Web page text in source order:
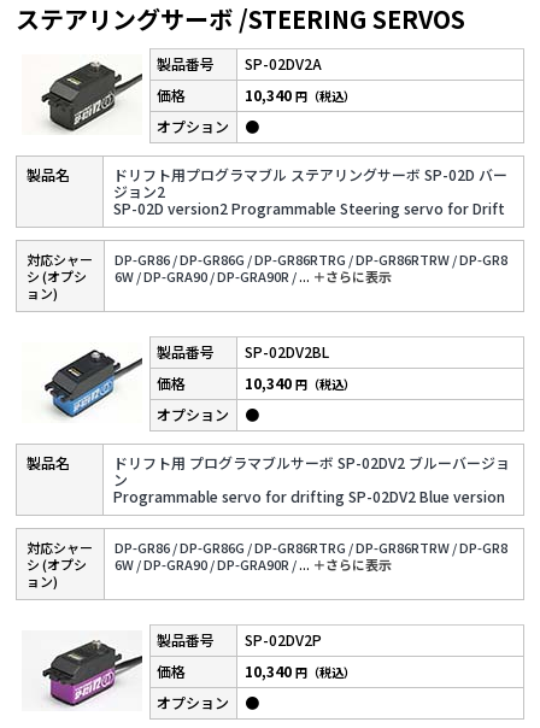
ステアリングサーボ /STEERING SERVOS
SP-02DV2A
ドリフト用プログラマブル ステアリングサーボ SP-02D バー
ジョン2
SP-02D version2 Programmable Steering servo for Drift
10,340円（税込）
●
対応シャー
シ (オプシ
ョン)
DP-GR86 /DP-GR86G /DP-GR86RTRG /DP-GR86RTRW /DP-GR8
6W /DP-GRA90 /DP-GRA90R /... ＋さらに表⽰
SP-02DV2BL
ドリフト用 プログラマブルサーボ SP-02DV2 ブルーバージョ
ン
Programmable servo for drifting SP-02DV2 Blue version
10,340円（税込）
●
対応シャー
シ (オプシ
ョン)
DP-GR86 /DP-GR86G /DP-GR86RTRG /DP-GR86RTRW /DP-GR8
6W /DP-GRA90 /DP-GRA90R /... ＋さらに表⽰
SP-02DV2P
10,340円（税込）
●